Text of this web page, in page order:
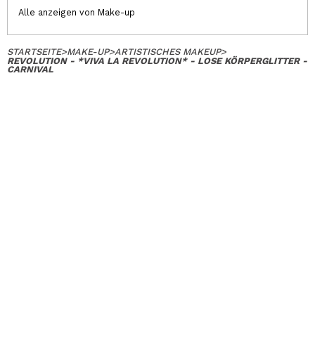
Alle anzeigen von Make-up
STARTSEITE>MAKE-UP>ARTISTISCHES MAKEUP>
REVOLUTION - *VIVA LA REVOLUTION* - LOSE KÖRPERGLITTER -
CARNIVAL